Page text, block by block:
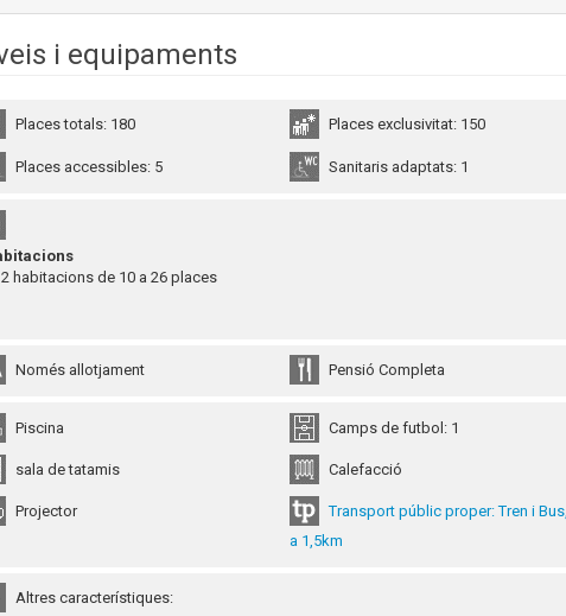
i equipaments
Places totals: 180 Places exclusivitat: 150
Places accessibles: 5
Sanitaris adaptats: 1
habitacions de 10 a 26 places
Només allotjament Pensió Completa
Piscina Camps de futbol: 1
sala de tatamis Calefacció
Projector
Transport públic proper: Tren i Bus,
a 1,5km
Altres característiques: